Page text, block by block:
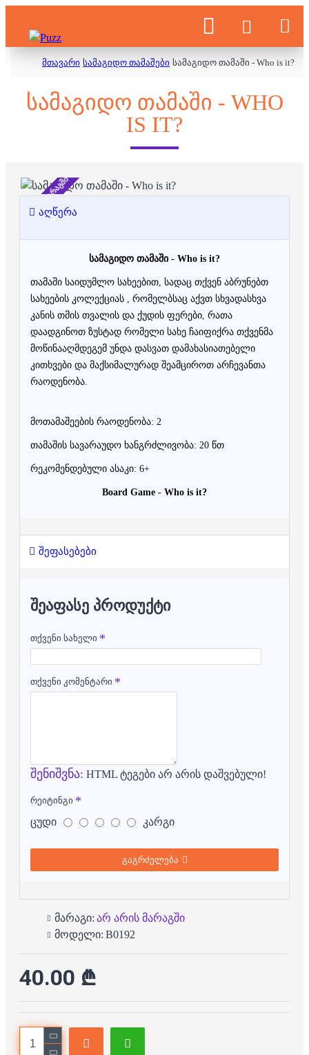
მთავარი სამაგიდო თამაშები სამაგიდო თამაში - Who is it?
ᲡᲐᲛᲐᲒᲘᲓᲝ ᲗᲐᲛᲐᲨᲘ - WHO
IS IT?
არ არის მარაგში
აღწერა
სამაგიდო თამაში - Who is it?
თამაში საიდუმლო სახეებით, სადაც თქვენ აბრუნებთ
სახეების კოლექციას , რომელბსაც აქვთ სხვადასხვა
კანის თმის თვალის და ქუდის ფერები, რათა
დაადგინოთ ზუსტად რომელი სახე ჩაიფიქრა თქვენმა
მოწინააღმდეგემ უნდა დასვათ დამახასიათებელი
კითხვები და მაქსიმალურად შეამციროთ არჩევანთა
რაოდენობა.
მოთამაშეების რაოდენობა: 2
თამაშის სავარაუდო ხანგრძლივობა: 20 წთ
რეკომენდებული ასაკი: 6+
Board Game - Who is it?
შეფასებები
ᲨᲔᲐᲤᲐᲡᲔ ᲞᲠᲝᲓᲣᲥᲢᲘ
თქვენი სახელი
თქვენი კომენტარი
შენიშვნა: HTML ტეგები არ არის დაშვებული!
რეიტინგი
ცუდი კარგი
გაგრძელება
მარაგი: არ არის მარაგში
მოდელი: B0192
40.00 ₾